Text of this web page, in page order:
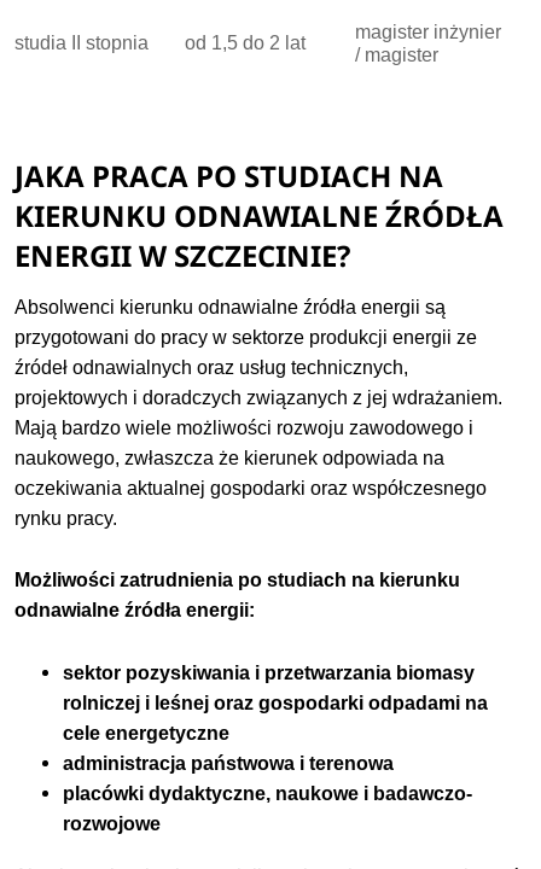
studia II stopnia od 1,5 do 2 lat
magister inżynier
/ magister
JAKA PRACA PO STUDIACH NA
KIERUNKU ODNAWIALNE ŹRÓDŁA
ENERGII W SZCZECINIE?
Absolwenci kierunku odnawialne źródła energii są
przygotowani do pracy w sektorze produkcji energii ze
źródeł odnawialnych oraz usług technicznych,
projektowych i doradczych związanych z jej wdrażaniem.
Mają bardzo wiele możliwości rozwoju zawodowego i
naukowego, zwłaszcza że kierunek odpowiada na
oczekiwania aktualnej gospodarki oraz współczesnego
rynku pracy.
Możliwości zatrudnienia po studiach na kierunku
odnawialne źródła energii:
sektor pozyskiwania i przetwarzania biomasy
rolniczej i leśnej oraz gospodarki odpadami na
cele energetyczne
administracja państwowa i terenowa
placówki dydaktyczne, naukowe i badawczo-
rozwojowe